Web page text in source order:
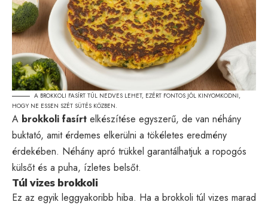
A BROKKOLI FASÍRT TÚL NEDVES LEHET, EZÉRT FONTOS JÓL KINYOMKODNI,
HOGY NE ESSEN SZÉT SÜTÉS KÖZBEN.
A brokkoli fasírt elkészítése egyszerű, de van néhány
buktató, amit érdemes elkerülni a tökéletes eredmény
érdekében. Néhány apró trükkel garantálhatjuk a ropogós
külsőt és a puha, ízletes belsőt.
Túl vizes brokkoli
Ez az egyik leggyakoribb hiba. Ha a brokkoli túl vizes marad